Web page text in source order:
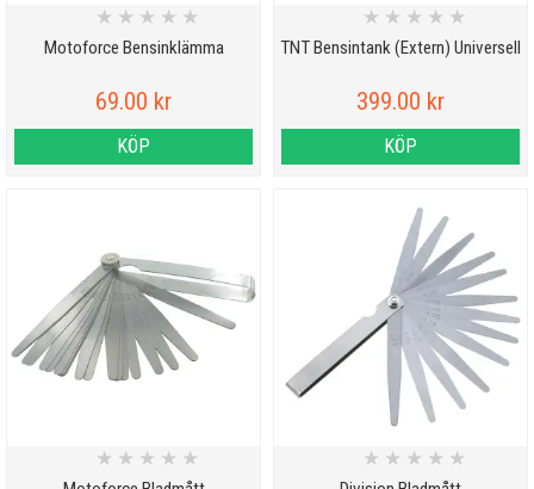
Motoforce Bensinklämma
★ ★ ★ ★ ★
69.00 kr
KÖP
TNT Bensintank (Extern) Universell
★ ★ ★ ★ ★
399.00 kr
KÖP
★ ★ ★ ★ ★ ★ ★ ★ ★ ★